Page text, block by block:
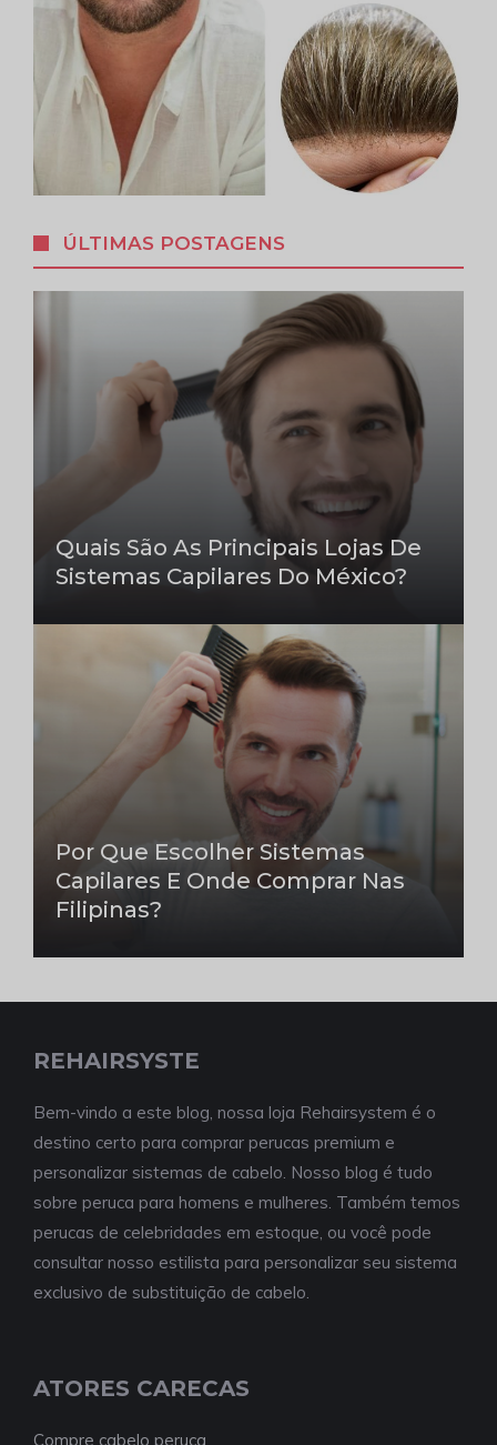
ÚLTIMAS POSTAGENS
Quais São As Principais Lojas De
Sistemas Capilares Do México?
Por Que Escolher Sistemas
Capilares E Onde Comprar Nas
Filipinas?
REHAIRSYSTE
Bem-vindo a este blog, nossa loja Rehairsystem é o
destino certo para comprar perucas premium e
personalizar sistemas de cabelo. Nosso blog é tudo
sobre peruca para homens e mulheres. Também temos
perucas de celebridades em estoque, ou você pode
consultar nosso estilista para personalizar seu sistema
exclusivo de substituição de cabelo.
ATORES CARECAS
Compre cabelo peruca